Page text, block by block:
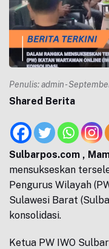
Penulis:admin-
Shared Berita
Sulbarpos.com ,
mensukseskan
Pengurus Wilayah
Sulawesi Barat
konsolidasi.
Ketua PW IWO